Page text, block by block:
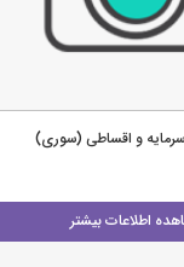
اطلاعات بیشتر
و اقساطی (سوری)